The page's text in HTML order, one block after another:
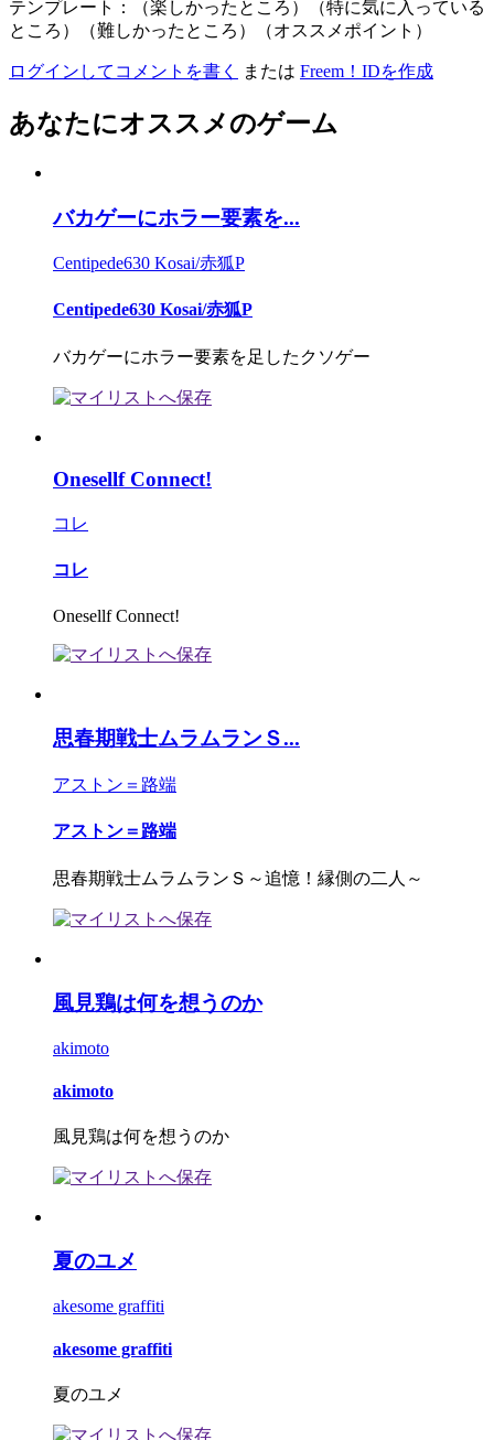
テンプレート：（楽しかったところ）（特に気に入っている
ところ）（難しかったところ）（オススメポイント）
ログインしてコメントを書く または Freem！IDを作成
あなたにオススメのゲーム
バカゲーにホラー要素を...
Centipede630 Kosai/赤狐P
Centipede630 Kosai/赤狐P
バカゲーにホラー要素を足したクソゲー
Onesellf Connect!
コレ
コレ
Onesellf Connect!
思春期戦士ムラムランＳ...
アストン＝路端
アストン＝路端
思春期戦士ムラムランＳ～追憶！縁側の二人～
風見鶏は何を想うのか
akimoto
akimoto
風見鶏は何を想うのか
夏のユメ
akesome graffiti
akesome graffiti
夏のユメ